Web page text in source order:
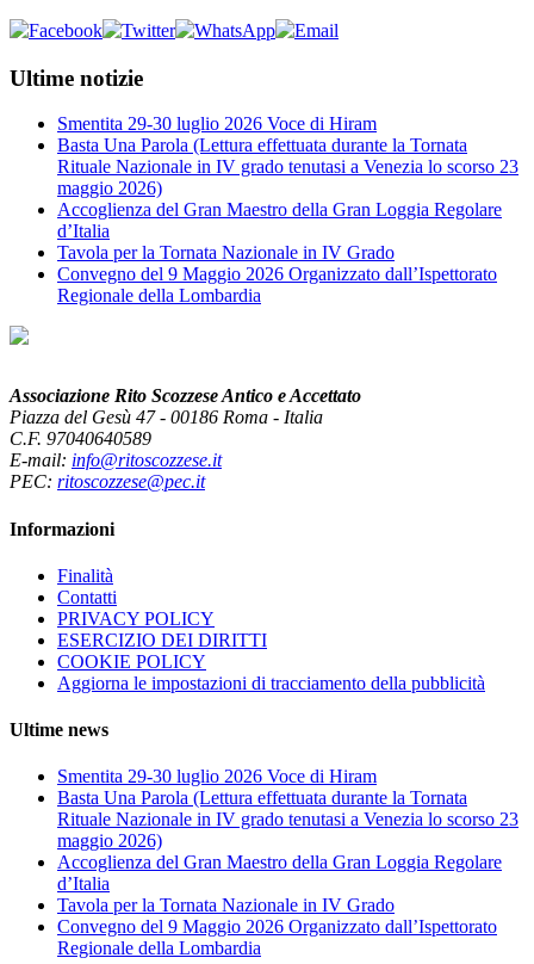
Ultime notizie
Smentita 29-30 luglio 2026 Voce di Hiram
Basta Una Parola (Lettura effettuata durante la Tornata
Rituale Nazionale in IV grado tenutasi a Venezia lo scorso 23
maggio 2026)
Accoglienza del Gran Maestro della Gran Loggia Regolare
d’Italia
Tavola per la Tornata Nazionale in IV Grado
Convegno del 9 Maggio 2026 Organizzato dall’Ispettorato
Regionale della Lombardia
Associazione Rito Scozzese Antico e Accettato
Piazza del Gesù 47 - 00186 Roma - Italia
C.F. 97040640589
E-mail: info@ritoscozzese.it
PEC: ritoscozzese@pec.it
Informazioni
Finalità
Contatti
PRIVACY POLICY
ESERCIZIO DEI DIRITTI
COOKIE POLICY
Aggiorna le impostazioni di tracciamento della pubblicità
Ultime news
Smentita 29-30 luglio 2026 Voce di Hiram
Basta Una Parola (Lettura effettuata durante la Tornata
Rituale Nazionale in IV grado tenutasi a Venezia lo scorso 23
maggio 2026)
Accoglienza del Gran Maestro della Gran Loggia Regolare
d’Italia
Tavola per la Tornata Nazionale in IV Grado
Convegno del 9 Maggio 2026 Organizzato dall’Ispettorato
Regionale della Lombardia